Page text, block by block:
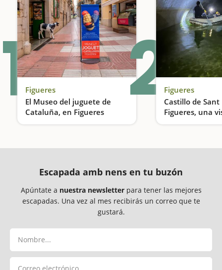
1 Figueres
El Museo del juguete de
Cataluña, en Figueres
El museo más divertido
2Figueres
Castillo de
Figueres, una
y zodiac
Escapada amb nens en tu buzón
Apúntate a nuestra newsletterpara tener las mejores
escapadas. Una vez al mes recibirás un correo que te
gustará.